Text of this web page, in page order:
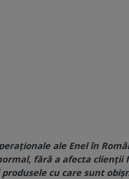
ale Enel în
fără a afecta
cu care sunt